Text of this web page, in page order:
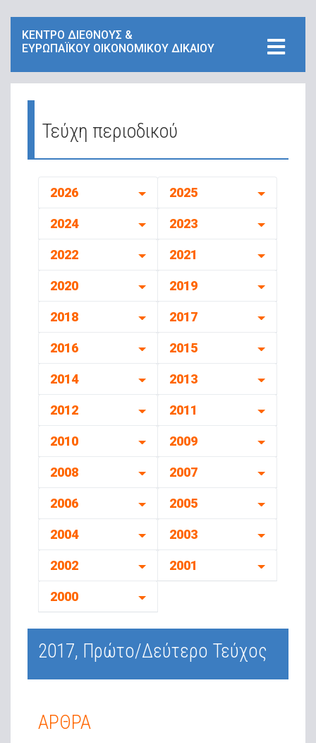
ΚΕΝΤΡΟ ΔΙΕΘΝΟΥΣ &
ΕΥΡΩΠΑΪΚΟΥ ΟΙΚΟΝΟΜΙΚΟΥ ΔΙΚΑΙΟΥ
Τεύχη περιοδικού
2026 2025
2024 2023
2022 2021
2020 2019
2018 2017
2016 2015
2014 2013
2012 2011
2010 2009
2008 2007
2006 2005
2004 2003
2002 2001
2000
2017, Πρώτο/Δεύτερο Τεύχος
ΑΡΘΡΑ